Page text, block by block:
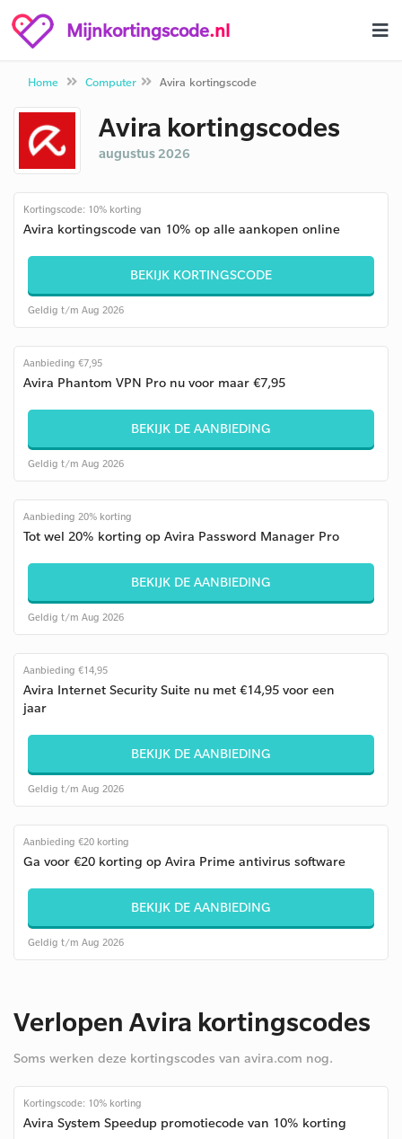
Mijnkortingscode.nl
Home Computer Avira kortingscode
Avira kortingscodes
augustus 2026
Kortingscode: 10% korting
Avira kortingscode van 10% op alle aankopen online
BEKIJK KORTINGSCODE
Geldig t/m Aug 2026
Aanbieding €7,95
Avira Phantom VPN Pro nu voor maar €7,95
BEKIJK DE AANBIEDING
Geldig t/m Aug 2026
Aanbieding 20% korting
Tot wel 20% korting op Avira Password Manager Pro
BEKIJK DE AANBIEDING
Geldig t/m Aug 2026
Aanbieding €14,95
Avira Internet Security Suite nu met €14,95 voor een
jaar
BEKIJK DE AANBIEDING
Geldig t/m Aug 2026
Aanbieding €20 korting
Ga voor €20 korting op Avira Prime antivirus software
BEKIJK DE AANBIEDING
Geldig t/m Aug 2026
Verlopen Avira kortingscodes
Soms werken deze kortingscodes van avira.com nog.
Kortingscode: 10% korting
Avira System Speedup promotiecode van 10% korting